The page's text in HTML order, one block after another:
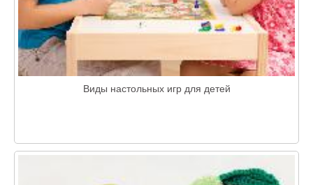
Виды настольных игр для детей